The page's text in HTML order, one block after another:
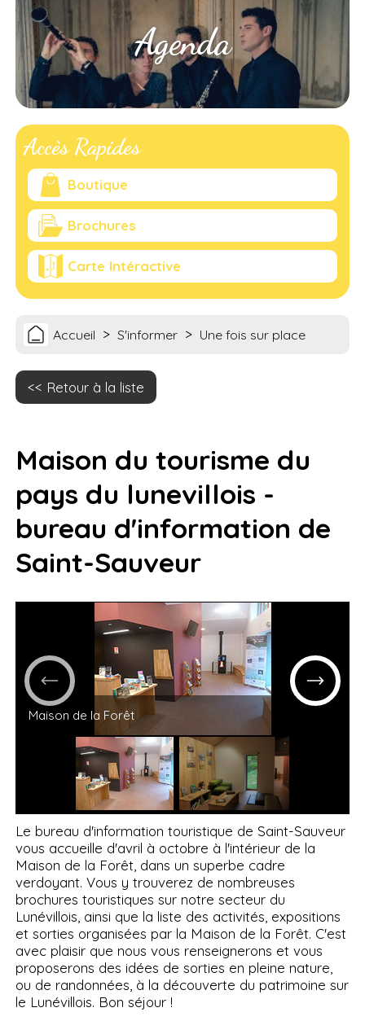
Agenda
Accès Rapides
Boutique
Brochures
Carte Intéractive
Accueil > S'informer > Une fois sur place
Retour à la liste
Maison du tourisme du
pays du lunevillois -
bureau d'information de
Saint-Sauveur
Maison de la Forêt
Le bureau d'information touristique de Saint-Sauveur
vous accueille d'avril à octobre à l'intérieur de la
Maison de la Forêt, dans un superbe cadre
verdoyant. Vous y trouverez de nombreuses
brochures touristiques sur notre secteur du
Lunévillois, ainsi que la liste des activités, expositions
et sorties organisées par la Maison de la Forêt. C'est
avec plaisir que nous vous renseignerons et vous
proposerons des idées de sorties en pleine nature,
ou de randonnées, à la découverte du patrimoine sur
le Lunévillois. Bon séjour !